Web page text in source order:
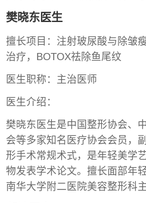
樊晓东医生
擅长项目：注射玻尿酸与除皱
治疗，BOTOX祛除鱼尾纹
医生职称：主治医师
医生介绍：
樊晓东医生是中国整形协会、
会等多家知名医疗协会会员，
形手术常规术式，是年轻美学
物发表学术论文。擅长面部年
南华大学附二医院美容整形科